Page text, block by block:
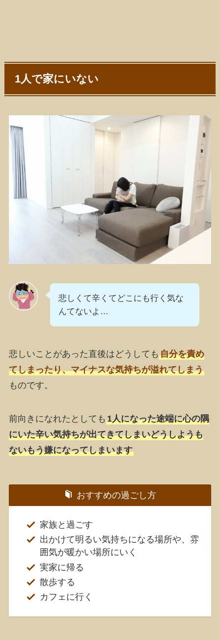
1人で家にいない
悲しくて辛くてどこにも行く気な
んてないよ…
悲しいことがあった直後はどうしても 自分を責め
てしまったり、マイナスな気持ちが溢れてしまう
ものです。
前向きになれたとしても 1人になった途端に心の隅
にいた辛い気持ちが出てきてしまいどうしようも
ないもう嫌になってしまいます
おすすめの過ごし方
家族と過ごす
出かけて明るい気持ちになる場所や、雰
囲気が暖かい場所にいく
実家に帰る
散歩する
カフェに行く